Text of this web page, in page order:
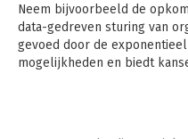
Neem bijvoorbeeld de
data-gedreven sturing van
gevoed door de
mogelijkheden en biedt
inrichting en beheersing van